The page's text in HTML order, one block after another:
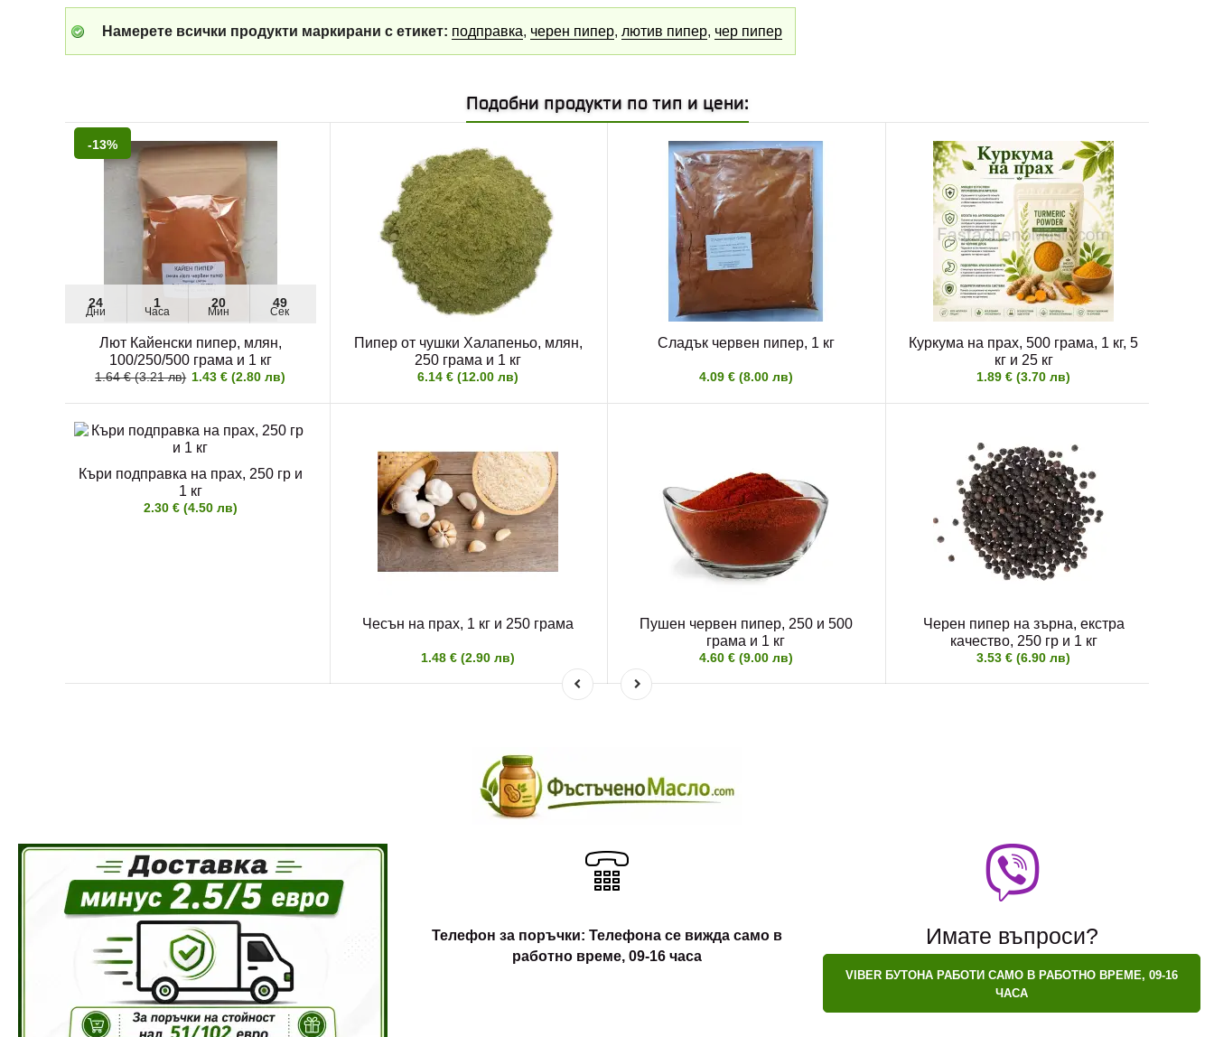
Намерете всички продукти маркирани с етикет: подправка, черен пипер, лютив пипер, чер пипер
Подобни продукти по тип и цени:
-13%
24
Дни
1
Часа
20
Мин
47
Сек
Лют Кайенски пипер, млян,
100/250/500 грама и 1 кг
1.64 € (3.21 лв) 1.43 € (2.80 лв)
Пипер от чушки Халапеньо, млян,
250 грама и 1 кг
6.14 € (12.00 лв)
Сладък червен пипер, 1 кг
4.09 € (8.00 лв)
Куркума на прах, 500 грама, 1 кг, 5
кг и 25 кг
1.89 € (3.70 лв)
Къри подправка на прах, 250 гр и
1 кг
2.30 € (4.50 лв)
Чесън на прах, 1 кг и 250 грама
1.48 € (2.90 лв)
Пушен червен пипер, 250 и 500
грама и 1 кг
4.60 € (9.00 лв)
Черен пипер на зърна, екстра
качество, 250 гр и 1 кг
3.53 € (6.90 лв)
Телефон за поръчки: Телефона се вижда само в
работно време, 09-16 часа
Имате въпроси?
VIBER БУТОНА РАБОТИ САМО В РАБОТНО ВРЕМЕ, 09-16
ЧАСА